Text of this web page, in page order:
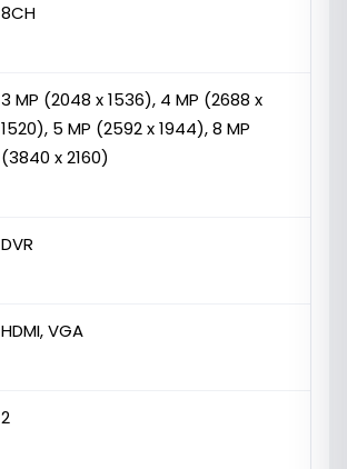
8CH
3 MP (2048 x 1536), 4 MP (2688 x
1520), 5 MP (2592 x 1944), 8 MP
(3840 x 2160)
DVR
HDMI, VGA
2